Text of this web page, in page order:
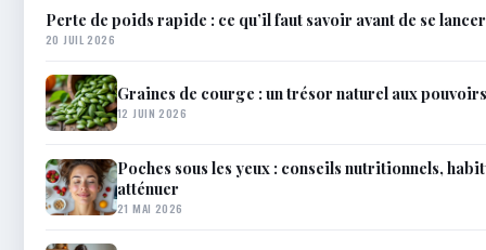
Perte de poids rapide : ce qu’il faut savoir avant de se lancer
20 JUIL 2026
Graines de courge : un trésor naturel aux
12 JUIN 2026
Poches sous les yeux : conseils nutritionnels,
atténuer
21 MAI 2026